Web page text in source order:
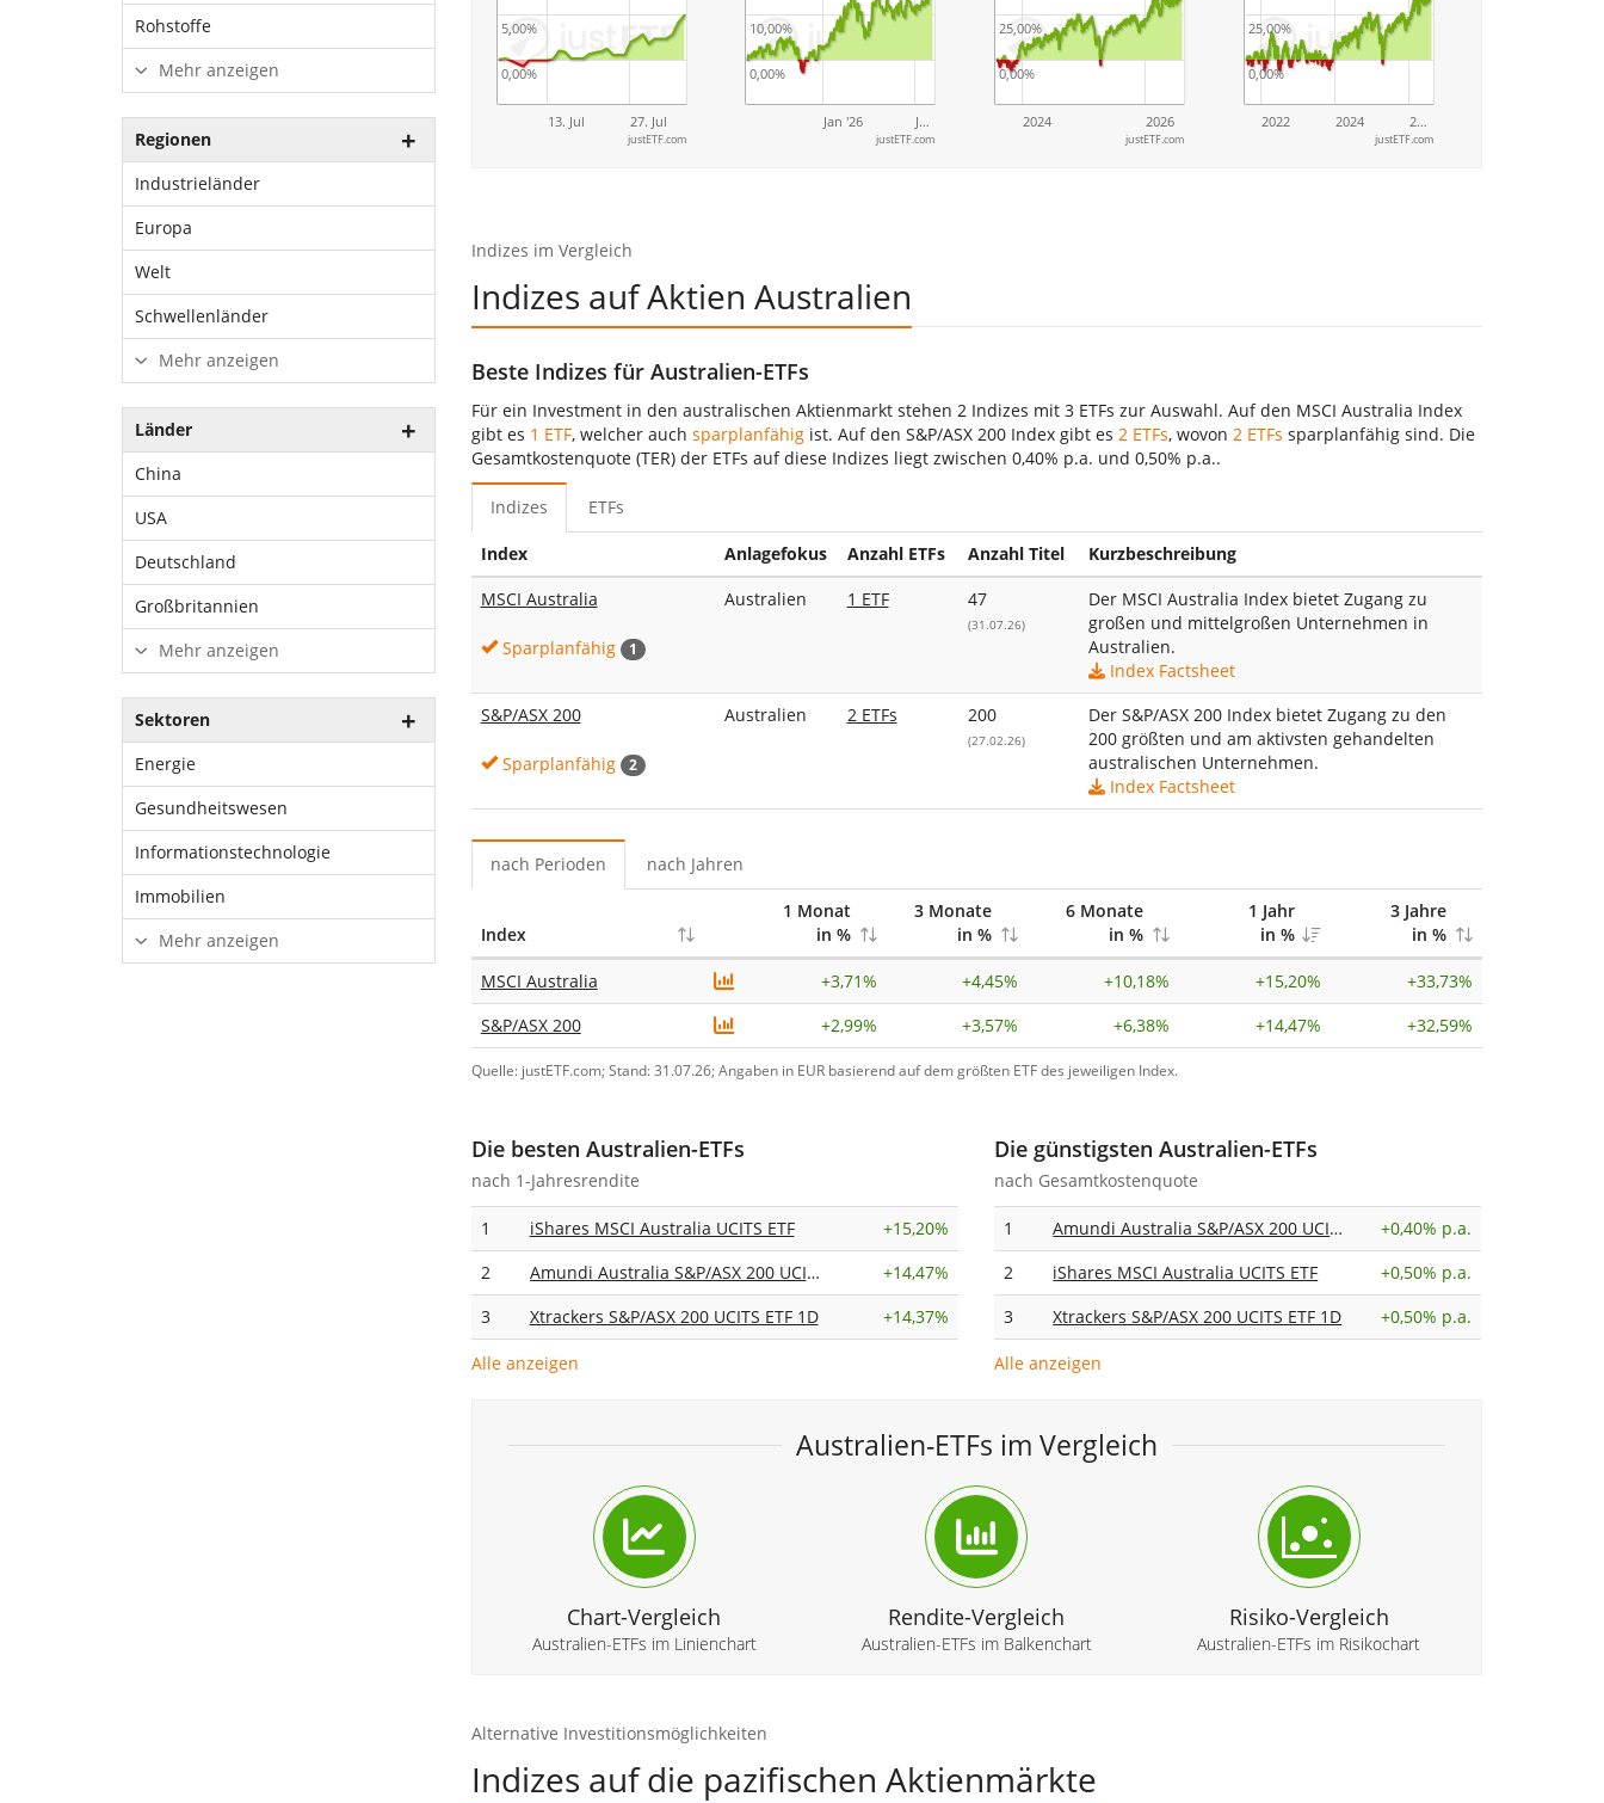
13. Jul 27. Jul
0,00%
5,00%
justETF.com
Jan '26 J…
0,00%
10,00%
justETF.com
2024 2026
0,00%
25,00%
justETF.com
2022 2024 2…
0,00%
25,00%
justETF.com
Indizes im Vergleich
Indizes auf Aktien Australien
Beste Indizes für Australien-ETFs
Für ein Investment in den australischen Aktienmarkt stehen 2 Indizes mit 3 ETFs zur Auswahl. Auf den MSCI Australia Index
gibt es 1 ETF, welcher auch sparplanfähigist. Auf den S&P/ASX 200 Index gibt es 2 ETFs, wovon 2 ETFs sparplanfähig sind. Die
Gesamtkostenquote (TER) der ETFs auf diese Indizes liegt zwischen 0,40% p.a. und 0,50% p.a..
Indizes ETFs
Index Anlagefokus Anzahl ETFs Anzahl Titel
Kurzbeschreibung
MSCI Australia
Sparplanfähig 1
Australien 1 ETF 47
(31.07.26)
Der MSCI Australia Index bietet Zugang zu
großen und mittelgroßen Unternehmen in
Australien.
Index Factsheet
S&P/ASX 200
Sparplanfähig 2
Australien 2 ETFs 200
(27.02.26)
Der S&P/ASX 200 Index bietet Zugang zu den
200 größten und am aktivsten gehandelten
australischen Unternehmen.
Index Factsheet
nach Perioden nach Jahren
Index
1 Monat
in %
3 Monate
in %
6 Monate
in %
1 Jahr
in %
3 Jahre
in %
MSCI Australia +3,71% +4,45% +10,18% +15,20% +33,73%
S&P/ASX 200
+2,99% +3,57% +6,38% +14,47% +32,59%
Quelle: justETF.com; Stand: 31.07.26; Angaben in EUR basierend auf dem größten ETF des jeweiligen Index.
Die besten Australien-ETFs
nach 1-Jahresrendite
1 iShares MSCI Australia UCITS ETF +15,20%
2
Amundi Australia S&P/ASX 200 UCITS ETF Dist +14,47%
3
Xtrackers S&P/ASX 200 UCITS ETF 1D +14,37%
Alle anzeigen
Die günstigsten Australien-ETFs
nach Gesamtkostenquote
1 Amundi Australia S&P/ASX 200 UCITS ETF Dist +0,40% p.a.
2
iShares MSCI Australia UCITS ETF +0,50% p.a.
3
Xtrackers S&P/ASX 200 UCITS ETF 1D +0,50% p.a.
Alle anzeigen
Australien-ETFs im Vergleich
Chart-Vergleich
Australien-ETFs im Linienchart
Rendite-Vergleich
Australien-ETFs im Balkenchart
Risiko-Vergleich
Australien-ETFs im Risikochart
Alternative Investitionsmöglichkeiten
Indizes auf die pazifischen Aktienmärkte
Rohstoffe
Mehr anzeigen
Regionen
Industrieländer
Europa
Welt
Schwellenländer
Mehr anzeigen
Länder
China
USA
Deutschland
Großbritannien
Mehr anzeigen
Sektoren
Energie
Gesundheitswesen
Informationstechnologie
Immobilien
Mehr anzeigen